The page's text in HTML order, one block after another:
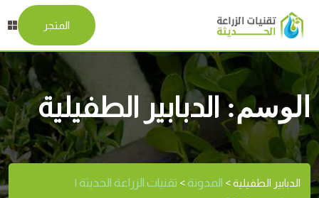
المتجر
الوسم:الدبابير الطفيلية
الدبابير الطفيلية> المدونة> تقنيات الزراعة الحديثة |